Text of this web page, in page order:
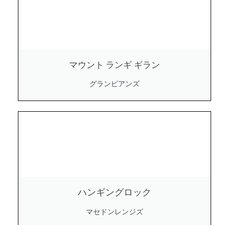
マウント ランギ ギラン
グランピアンズ
ハンギングロック
マセドンレンジズ